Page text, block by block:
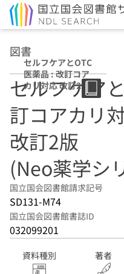
図書
セルフケアとOTC
医薬品 : 改訂コア
カリ対応 改訂2版
(Neo薬学シリー
ズ ; 11)
セルフケア
訂コアカリ
改訂2版
(Neo薬学シ
国立国会図書館請求記号
SD131-M74
国立国会図書館書誌ID
032099201
資料種別 著者